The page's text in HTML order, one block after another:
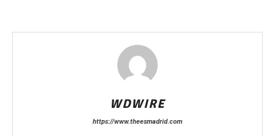
WDWIRE
https://www.theesmadrid.com